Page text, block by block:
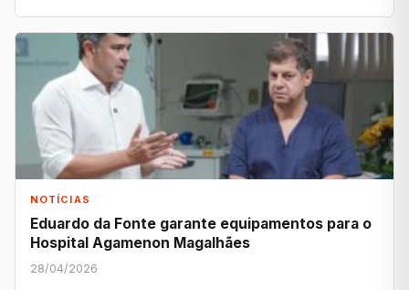
NOTÍCIAS
Eduardo da Fonte garante equipamentos para o
Hospital Agamenon Magalhães
28/04/2026